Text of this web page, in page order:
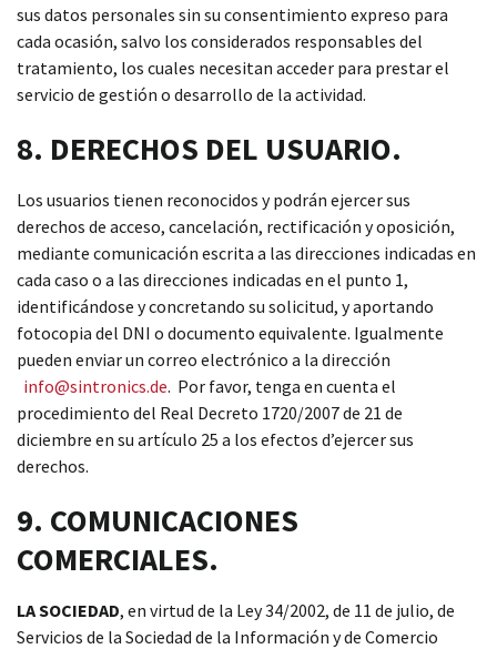
sus datos personales sin su consentimiento expreso para
cada ocasión, salvo los considerados responsables del
tratamiento, los cuales necesitan acceder para prestar el
servicio de gestión o desarrollo de la actividad.
8. DERECHOS DEL USUARIO.
Los usuarios tienen reconocidos y podrán ejercer sus
derechos de acceso, cancelación, rectificación y oposición,
mediante comunicación escrita a las direcciones indicadas en
cada caso o a las direcciones indicadas en el punto 1,
identificándose y concretando su solicitud, y aportando
fotocopia del DNI o documento equivalente. Igualmente
pueden enviar un correo electrónico a la dirección
info@sintronics.de. Por favor, tenga en cuenta el
procedimiento del Real Decreto 1720/2007 de 21 de
diciembre en su artículo 25 a los efectos d’ejercer sus
derechos.
9. COMUNICACIONES
COMERCIALES.
LA SOCIEDAD, en virtud de la Ley 34/2002, de 11 de julio, de
Servicios de la Sociedad de la Información y de Comercio